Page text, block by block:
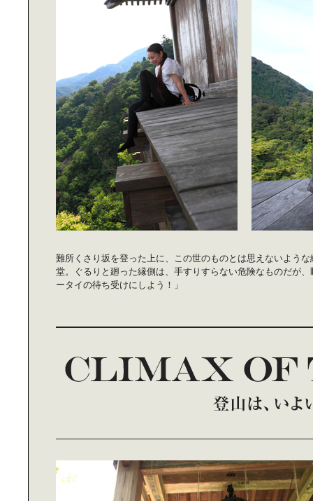
難所くさり坂を登った上に、この世のものとは思えないよう
堂。ぐるりと廻った縁側は、手すりすらない危険なものだが
ータイの待ち受けにしよう！」